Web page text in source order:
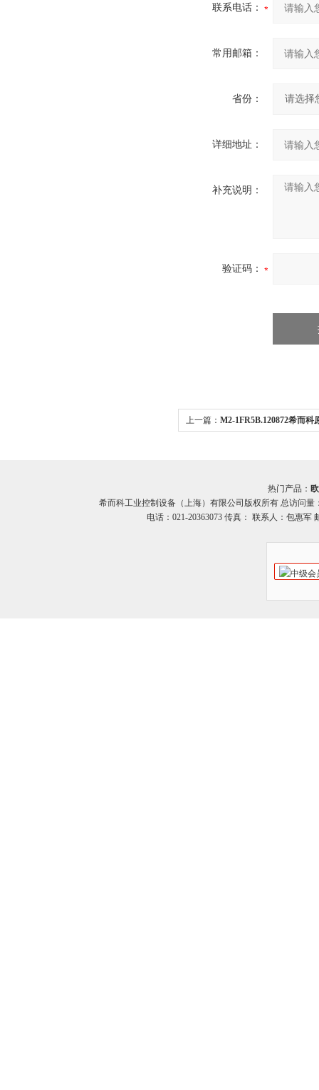
联系电话：
常用邮箱：
省份：
详细地址：
补充说明：
验证码：
上一篇： M2-1FR5B.120872希而
热门产品：
希而科工业控制设备（上海）有限公司版权所有 总访问量
电话：021-20363073 传真： 联系人：包惠军